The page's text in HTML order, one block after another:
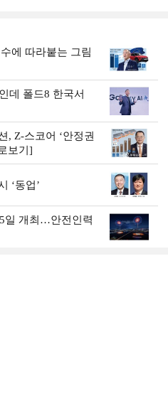
에 따라붙는 그림
데 폴드8 한국서
, Z-스코어 ‘안정권
보기]
‘동업’
일 개최…안전인력